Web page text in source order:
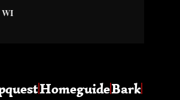
WI
HomeguideBark